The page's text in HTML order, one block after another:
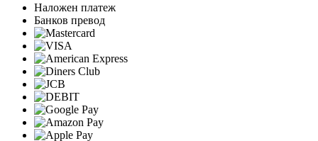
Наложен платеж
Банков превод